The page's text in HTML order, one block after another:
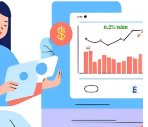
nêu rõ: "Chúng tôi nhấn mạnh
của việc tăng cường cung cấp
lỏng (LNG) và thừa nhận
vực này có thể là phù hợp
khủng hoảng hiện nay cũng
trạng thiếu hụt trên thị
hoảng gây ra."